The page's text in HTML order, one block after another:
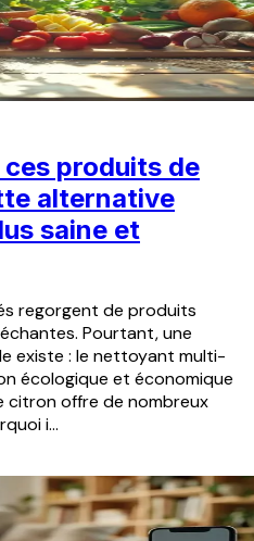
produits de
alternative
saine et
regorgent de produits
Pourtant, une
existe : le nettoyant multi-
écologique et économique
citron offre de nombreux
i...